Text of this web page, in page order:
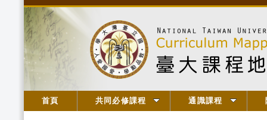
首頁 共同必修課程 通識課程